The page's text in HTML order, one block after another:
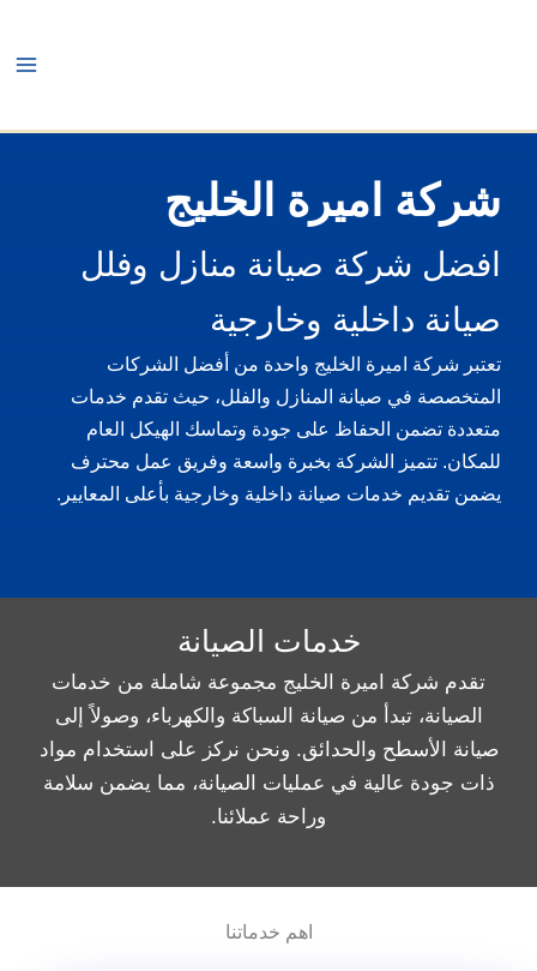
شركة اميرة الخليج
افضل شركة صيانة منازل وفلل
صيانة داخلية وخارجية
تعتبر شركة اميرة الخليج واحدة من أفضل الشركات
المتخصصة في صيانة المنازل والفلل، حيث تقدم خدمات
متعددة تضمن الحفاظ على جودة وتماسك الهيكل العام
للمكان. تتميز الشركة بخبرة واسعة وفريق عمل محترف
يضمن تقديم خدمات صيانة داخلية وخارجية بأعلى المعايير.
خدمات الصيانة
تقدم شركة اميرة الخليج مجموعة شاملة من خدمات
الصيانة، تبدأ من صيانة السباكة والكهرباء، وصولاً إلى
صيانة الأسطح والحدائق. ونحن نركز على استخدام مواد
ذات جودة عالية في عمليات الصيانة، مما يضمن سلامة
وراحة عملائنا.
اهم خدماتنا